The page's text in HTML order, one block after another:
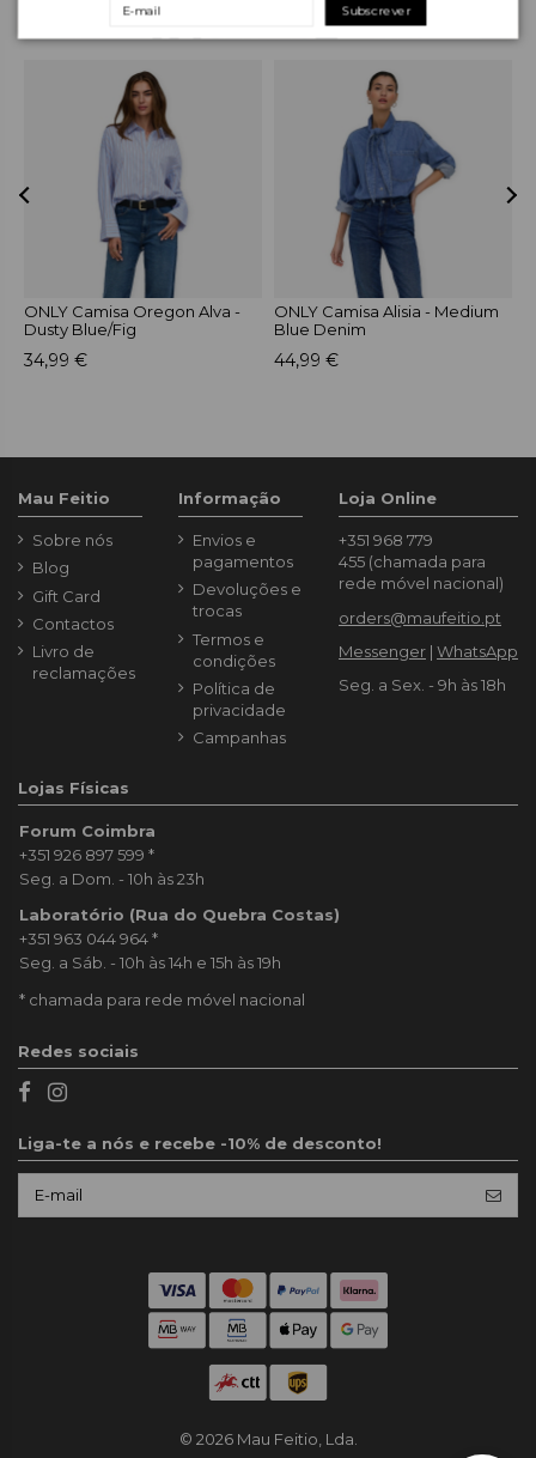
PRODUTOS RELACIONADOS
ONLY Camisa Oregon Alva -
Dusty Blue/Fig
34,99 €
ONLY Camisa Alisia - Medium
Blue Denim
44,99 €
Mau Feitio
Sobre nós
Blog
Gift Card
Contactos
Livro de
reclamações
Informação
Envios e
pagamentos
Devoluções e
trocas
Termos e
condições
Política de
privacidade
Campanhas
Loja Online
+351 968 779
455 (chamada para
rede móvel nacional)
orders@maufeitio.pt
Messenger | WhatsApp
Seg. a Sex. - 9h às 18h
Lojas Físicas
Forum Coimbra
+351 926 897 599 *
Seg. a Dom. - 10h às 23h
Laboratório (Rua do Quebra Costas)
+351 963 044 964*
Seg. a Sáb. - 10h às 14h e 15h às 19h
* chamada para rede móvel nacional
Redes sociais
Liga-te a nós e recebe -10% de desconto!
© 2026 Mau Feitio, Lda.
Subscrever